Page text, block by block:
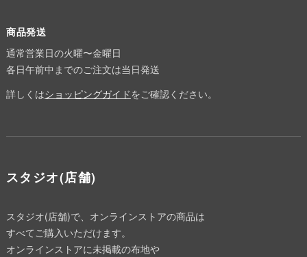
商品発送
通常営業日の火曜〜金曜日
各日午前中までのご注文は当日発送
詳しくはショッピングガイドをご確認ください。
スタジオ(店舗)
スタジオ(店舗)で、オンラインストアの商品は
すべてご購入いただけます。
オンラインストアに未掲載の布地や